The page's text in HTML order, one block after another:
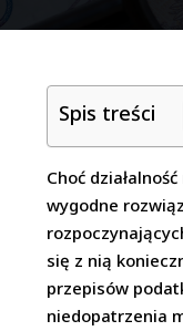
Spis treści
Choć
wygodne
się z nią
przepisów
niedopatrzenia